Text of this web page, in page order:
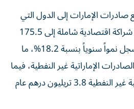
الإمارات إلى الدول التي
دخلت معها في اتفاقيات شراكة اقتصادية شاملة إلى 175.5
مليار درهم في 2025، لتسجل نمواً سنوياً بنسبة 18.2%، ما
الصادرات الإماراتية غير النفطية، فيما
بلغت قيمة التجارة الخارجية غير النفطية 3.8 تريليون درهم عام